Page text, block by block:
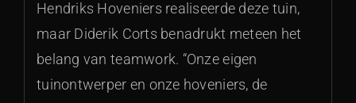
Hendriks Hoveniers realiseerde deze tuin,
maar Diderik Corts benadrukt meteen het
belang van teamwork. “Onze eigen
tuinontwerper en onze hoveniers, de